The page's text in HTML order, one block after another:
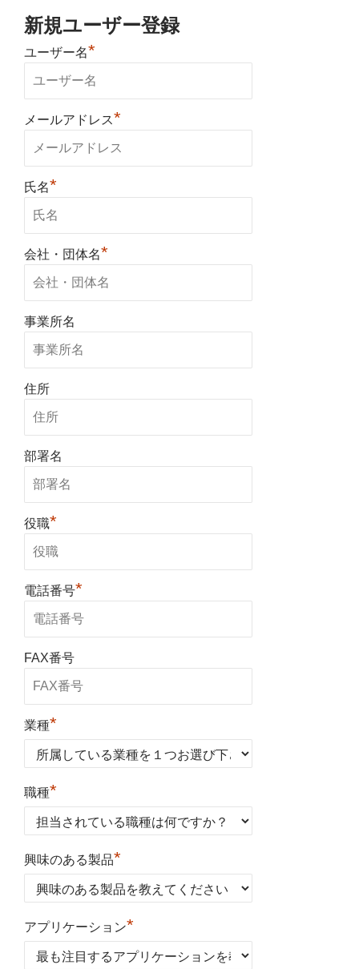
新規ユーザー登録
ユーザー名*
メールアドレス*
氏名*
会社・団体名*
事業所名
住所
部署名
役職*
電話番号*
FAX番号
業種*
職種*
興味のある製品*
アプリケーション*